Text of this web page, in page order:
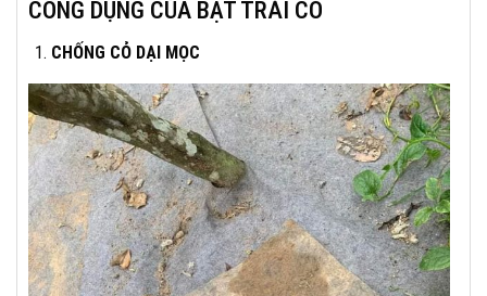
CÔNG DỤNG CỦA BẠT TRẢI CỎ
CHỐNG CỎ DẠI MỌC